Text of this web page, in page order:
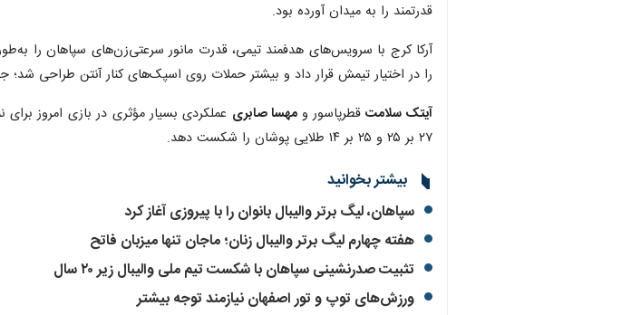
قدرتمند را به میدان آورده بود.
آرکا کرج با سرویس‌های هدفمند تیمی، قدرت مانور سرعتی‌زن‌های سپاهان را
را در اختیار تیمش قرار داد و بیشتر حملات روی اسپک‌های کنار آنتن طراحی شد؛
آیتک سلامت قطرپاسور و مهسا صابری
۲۷ بر ۲۵ و ۲۵ بر ۱۴ طلایی پوشان را شکست دهد.
بیشتر بخوانید
سپاهان، لیگ برتر والیبال بانوان را با پیروزی آغاز کرد
هفته چهارم لیگ برتر والیبال زنان؛ ماجان تنها میزبان فاتح
تثبیت صدرنشینی سپاهان با شکست تیم ملی والیبال زیر ۲۰ سال
ورزش‌های توپ و تور اصفهان نیازمند توجه بیشتر